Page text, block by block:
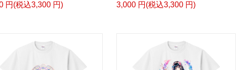
円(税込3,300 円) 3,000 円(税込3,300 円)